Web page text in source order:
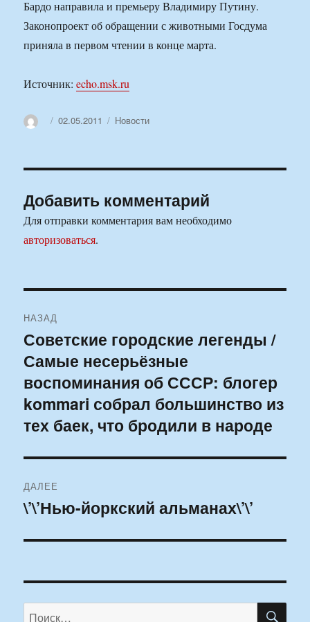
Бардо направила и премьеру Владимиру Путину.
Законопроект об обращении с животными Госдума
приняла в первом чтении в конце марта.
Источник:echo.msk.ru
АвторОпубликовано
02.05.2011 Рубрики
Новости
Добавить комментарий
Для отправки комментария вам необходимо
авторизоваться.
по
записям
НАЗАД
Предыдущая
запись:
Советские городские легенды /
Самые несерьёзные
воспоминания об СССР: блогер
kommari собрал большинство из
тех баек, что бродили в народе
ДАЛЕЕ
Следующая
\’\’Нью-йоркский альманах\’\’
Искать: